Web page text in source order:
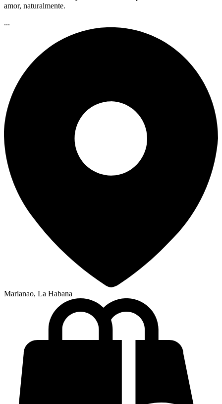
amor, naturalmente.
...
Marianao, La Habana